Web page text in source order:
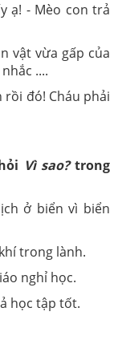
ạ! - Mèo con trả
vật vừa gấp của
....
rồi đó! Cháu phải
Vì sao?trong
ở biển vì biển
trong lành.
nghỉ học.
học tập tốt.